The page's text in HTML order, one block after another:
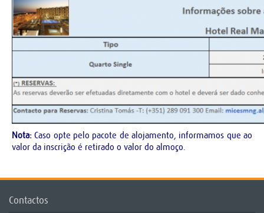
Nota: Caso opte pelo pacote de alojamento, informamos que ao
valor da inscrição é retirado o valor do almoço.
Contactos